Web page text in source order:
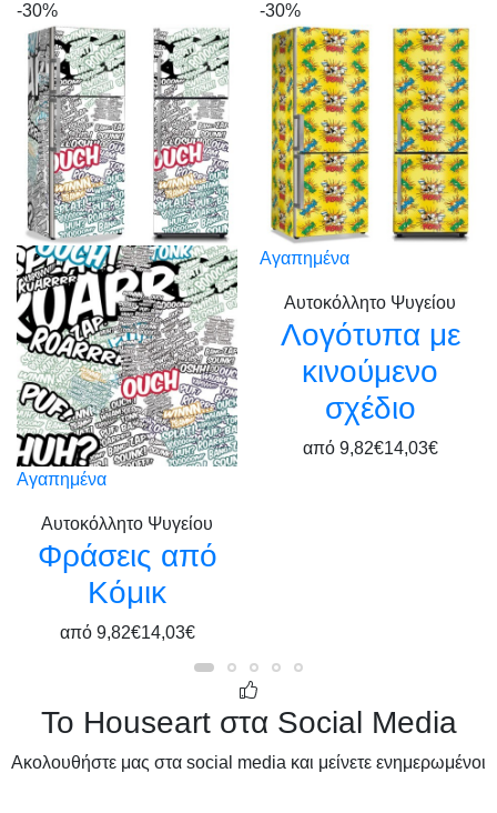
-30%
Αγαπημένα
Αυτοκόλλητο Ψυγείου
Φράσεις από
Κόμικ
από 9,82€14,03€
-30%
Αγαπημένα
Αυτοκόλλητο Ψυγείου
Λογότυπα με
κινούμενο
σχέδιο
από 9,82€14,03€
Το Houseart στα Social Media
Ακολουθήστε μας στα social media και μείνετε ενημερωμένοι